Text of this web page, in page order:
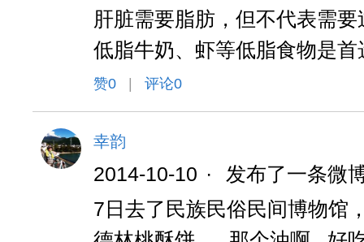
肝脏需要脂肪，但不代表需
低脂牛奶、虾等低脂食物是首
赞0 评论0
幸韵
2014-10-10 ·
发布了一条微
7日去了民族民俗民间博物馆